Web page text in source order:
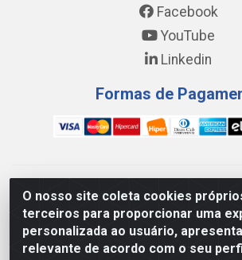
O nosso site coleta cookies
terceiros para proporcionar uma
personalizada ao usuário,
relevante de acordo com o seu
Facebook
YouTube
Linkedin
Formas de
WING DISTRIBUIDORA COMÉRCIO E
DE CONSTRUÇÕES LTDA - AV. DA
PATRÍCIA GOMES, CAUCAIA/CE - CEP
17.523.384/0001-20